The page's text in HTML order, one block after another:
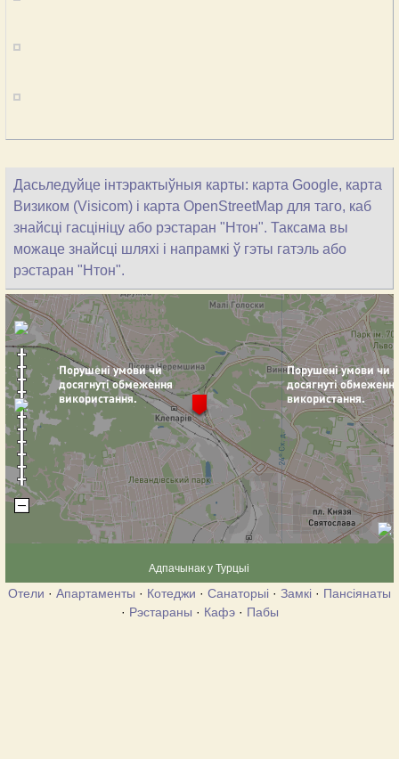
Дасьледуйце інтэрактыўныя карты: карта Google, карта
Визиком (Visicom) і карта OpenStreetMap для таго, каб
знайсці гасцініцу або рэстаран "Нтон". Таксама вы
можаце знайсці шляхі і напрамкі ў гэты гатэль або
рэстаран "Нтон".
Адпачынак у Турцыі
Отели · Апартаменты · Котеджи · Санаторыі · Замкі · Пансіянаты
· Рэстараны · Кафэ· Пабы